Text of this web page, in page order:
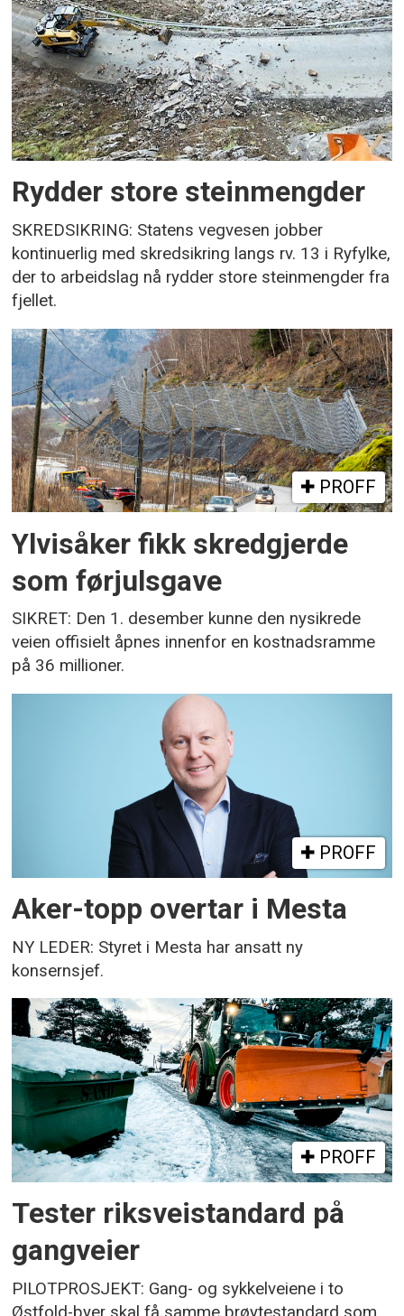
Rydder store steinmengder
SKREDSIKRING: Statens vegvesen jobber
kontinuerlig med skredsikring langs rv. 13 i Ryfylke,
der to arbeidslag nå rydder store steinmengder fra
fjellet.
PROFF
Ylvisåker fikk skredgjerde
som førjulsgave
SIKRET: Den 1. desember kunne den nysikrede
veien offisielt åpnes innenfor en kostnadsramme
på 36 millioner.
PROFF
Aker-topp overtar i Mesta
NY LEDER: Styret i Mesta har ansatt ny
konsernsjef.
PROFF
Tester riksveistandard på
gangveier
PILOTPROSJEKT: Gang- og sykkelveiene i to